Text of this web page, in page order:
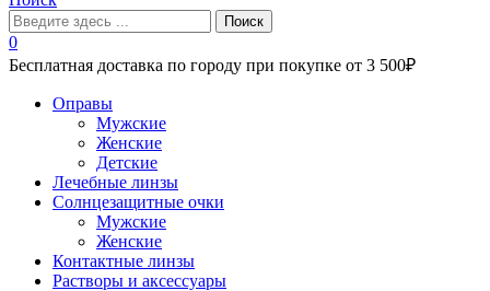
Поиск
0
Бесплатная доставка по городу при покупке от 3 500₽
Оправы
Мужские
Женские
Детские
Лечебные линзы
Солнцезащитные очки
Мужские
Женские
Контактные линзы
Растворы и аксессуары